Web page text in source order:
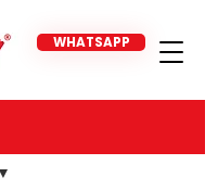
WHATSAPP